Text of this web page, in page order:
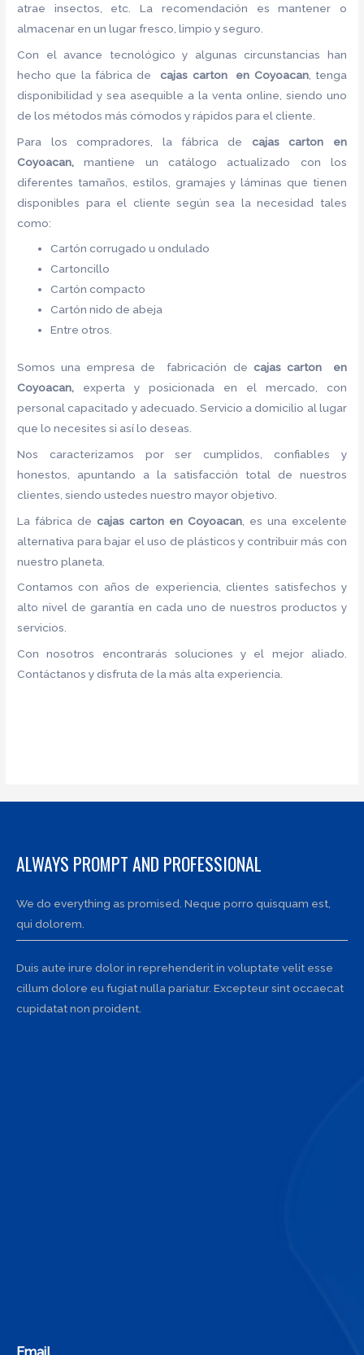
atrae insectos, etc. La recomendación es mantener o
almacenar en un lugar fresco, limpio y seguro.
Con el avance tecnológico y algunas circunstancias han
hecho que la fábrica decajas carton en Coyoacan, tenga
disponibilidad y sea asequible a la venta online, siendo uno
de los métodos más cómodos y rápidos para el cliente.
Para los compradores, la fábrica de cajas carton en
Coyoacan,mantiene un catálogo actualizado con los
diferentes tamaños, estilos, gramajes y láminas que tienen
disponibles para el cliente según sea la necesidad tales
como:
Cartón corrugado u ondulado
Cartoncillo
Cartón compacto
Cartón nido de abeja
Entre otros.
Somos una empresa de fabricación de cajas carton en
Coyoacan, experta y posicionada en el mercado, con
personal capacitado y adecuado. Servicio a domicilio al lugar
que lo necesites si así lo deseas.
Nos caracterizamos por ser cumplidos, confiables y
honestos, apuntando a la satisfacción total de nuestros
clientes, siendo ustedes nuestro mayor objetivo.
La fábrica decajas carton en Coyoacan, es una excelente
alternativa para bajar el uso de plásticos y contribuir más con
nuestro planeta.
Contamos con años de experiencia, clientes satisfechos y
alto nivel de garantía en cada uno de nuestros productos y
servicios.
Con nosotros encontrarás soluciones y el mejor aliado.
Contáctanos y disfruta de la más alta experiencia.
ALWAYS PROMPT AND PROFESSIONAL
We do everything as promised. Neque porro quisquam est,
qui dolorem.
Duis aute irure dolor in reprehenderit in voluptate velit esse
cillum dolore eu fugiat nulla pariatur. Excepteur sint occaecat
cupidatat non proident.
Email